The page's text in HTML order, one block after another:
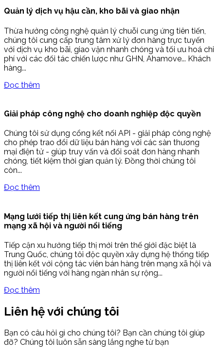
Quản lý dịch vụ hậu cần, kho bãi và giao nhận
Thừa hưởng công nghệ quản lý chuỗi cung ứng tiên tiến,
chúng tôi cung cấp trung tâm xử lý đơn hàng trực tuyến
với dịch vụ kho bãi, giao vận nhanh chóng và tối ưu hoá chi
phí với các đối tác chiến lược như GHN, Ahamove... Khách
hàng...
Đọc thêm
Giải pháp công nghệ cho doanh nghiệp độc quyền
Chúng tôi sử dụng cổng kết nối API - giải pháp công nghệ
cho phép trao đổi dữ liệu bán hàng với các sàn thương
mại điện tử - giúp truy vấn và đối soát đơn hàng nhanh
chóng, tiết kiệm thời gian quản lý. Đồng thời chúng tôi
còn...
Đọc thêm
Mạng lưới tiếp thị liên kết cung ứng bán hàng trên
mạng xã hội và người nổi tiếng
Tiếp cận xu hướng tiếp thị mới trên thế giới đặc biệt là
Trung Quốc, chúng tôi độc quyền xây dựng hệ thống tiếp
thị liên kết với cộng tác viên bán hàng trên mạng xã hội và
người nổi tiếng với hàng ngàn nhân sự rộng...
Đọc thêm
Liên hệ với chúng tôi
Bạn có câu hỏi gì cho chúng tôi? Bạn cần chúng tôi giúp
đỡ? Chúng tôi luôn sẵn sàng lắng nghe từ bạn